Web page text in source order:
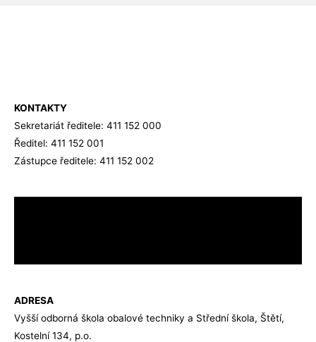
KONTAKTY
Sekretariát ředitele: 411 152 000
Ředitel: 411 152 001
Zástupce ředitele: 411 152 002
ADRESA
Vyšší odborná škola obalové techniky a Střední škola, Štětí,
Kostelní 134, p.o.